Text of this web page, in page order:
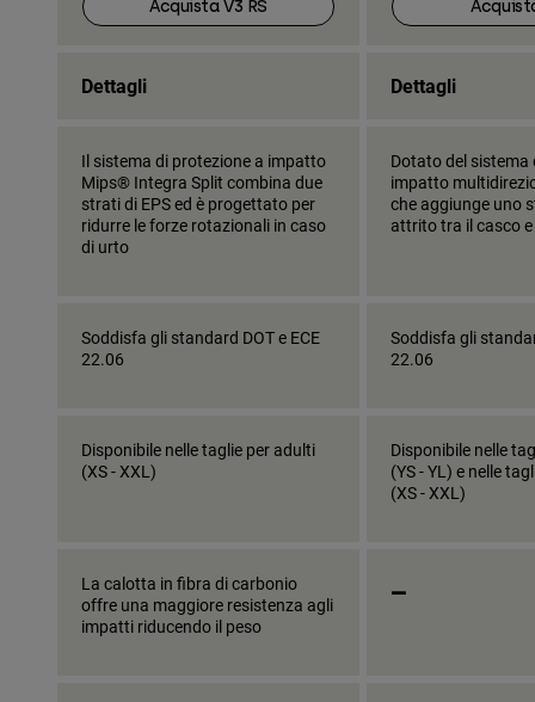
Acquista V3 RS
Dettagli Dettagli
Il sistema di protezione a impatto
Mips® Integra Split combina due
strati di EPS ed è progettato per
ridurre le forze rotazionali in caso
di urto
Dotato del sistema
impatto
che aggiunge uno
attrito tra il casco
Soddisfa gli standard DOT e ECE
22.06
Soddisfa gli
22.06
Disponibile nelle taglie per adulti
(XS - XXL)
Disponibile nelle
(YS - YL) e nelle
(XS - XXL)
La calotta in fibra di carbonio
offre una maggiore resistenza agli
impatti riducendo il peso
_